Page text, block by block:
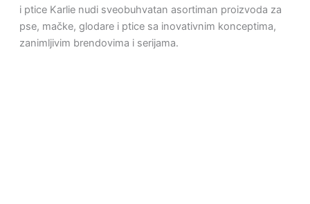
i ptice Karlie nudi sveobuhvatan asortiman proizvoda za
pse, mačke, glodare i ptice sa inovativnim konceptima,
zanimljivim brendovima i serijama.